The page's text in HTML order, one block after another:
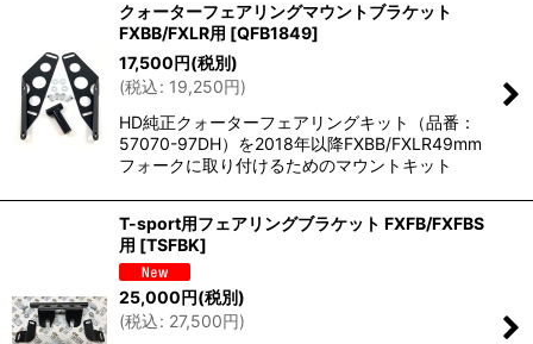
クォーターフェアリングマウントブラケット
FXBB/FXLR用 [QFB1849]
17,500円(税別)
(税込: 19,250円)
HD純正クォーターフェアリングキット（品番：
57070-97DH）を2018年以降FXBB/FXLR49mm
フォークに取り付けるためのマウントキット
T-sport用フェアリングブラケット FXFB/FXFBS
用 [TSFBK]
25,000円(税別)
(税込: 27,500円)